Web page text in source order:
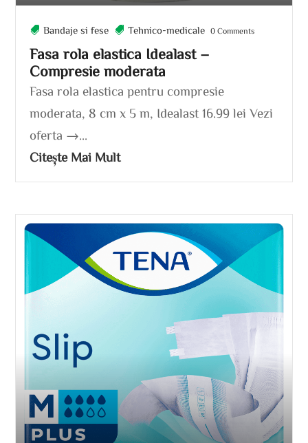
Fasa rola elastica Idealast –
Compresie moderata
Bandaje si fese Tehnico-medicale 0 Comments
Fasa rola elastica pentru compresie
moderata, 8 cm x 5 m, Idealast 16.99 lei Vezi
oferta →...
Citește Mai Mult